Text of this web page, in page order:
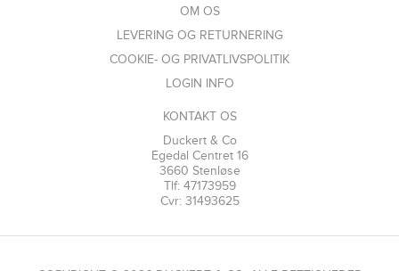
OM OS
LEVERING OG RETURNERING
COOKIE- OG PRIVATLIVSPOLITIK
LOGIN INFO
KONTAKT OS
Duckert & Co
Egedal Centret 16
3660 Stenløse
Tlf: 47173959
Cvr: 31493625